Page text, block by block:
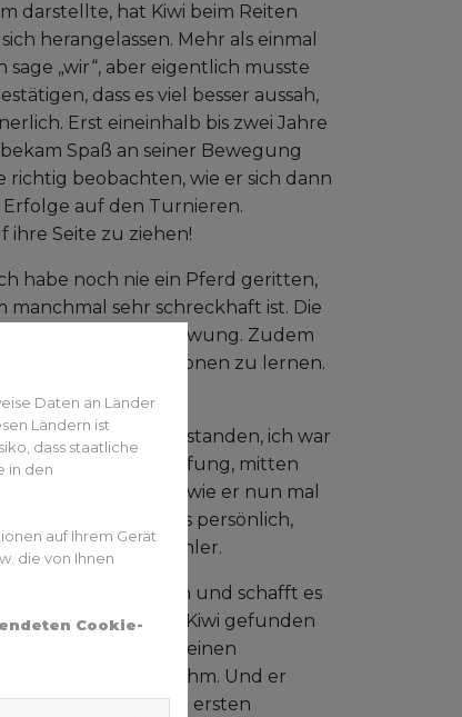
darstellte, hat Kiwi beim Reiten
herangelassen. Mehr als einmal
„wir“, aber eigentlich musste
dass es viel besser aussah,
Erst eineinhalb bis zwei Jahre
Spaß an seiner Bewegung
beobachten, wie er sich dann
auf den Turnieren.
ihre Seite zu ziehen!
habe noch nie ein Pferd geritten,
manchmal sehr schreckhaft ist. Die
seinem großen Schwung. Zudem
Dinge, neue Lektionen zu lernen.
irgendwas nicht verstanden, ich war
mitten in der Prüfung, mitten
und zu lieben, wie er nun mal
Anfang nahm ich es persönlich,
und das war der Fehler.
super motivieren und schafft es
habe Vertrauen in Kiwi gefunden
und die sich in seinen
und fließend bei ihm. Und er
haben wir unsere ersten
Daten an Länder
Ländern ist
dass staatliche
in den
auf Ihrem Gerät
die von Ihnen
Cookie-